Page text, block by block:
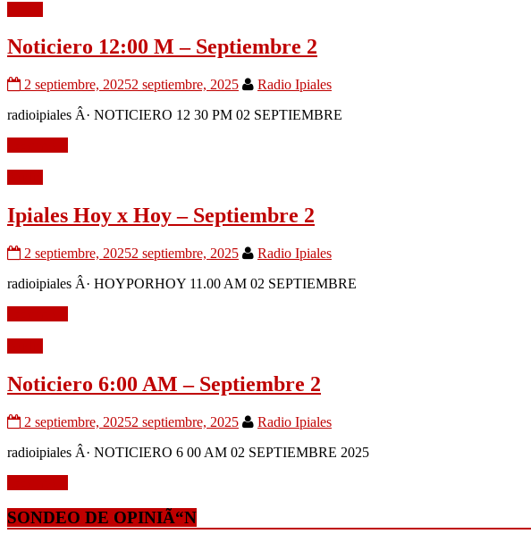
Noticiero 12:00 M – Septiembre 2
2 septiembre, 20252 septiembre, 2025
Radio Ipiales
radioipiales Â· NOTICIERO 12 30 PM 02 SEPTIEMBRE
Ipiales Hoy x Hoy – Septiembre 2
2 septiembre, 20252 septiembre, 2025
Radio Ipiales
radioipiales Â· HOYPORHOY 11.00 AM 02 SEPTIEMBRE
Noticiero 6:00 AM – Septiembre 2
2 septiembre, 20252 septiembre, 2025
Radio Ipiales
radioipiales Â· NOTICIERO 6 00 AM 02 SEPTIEMBRE 2025
SONDEO DE OPINIÃ“N